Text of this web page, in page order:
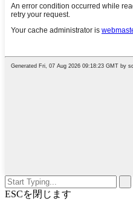
ESCを閉じます